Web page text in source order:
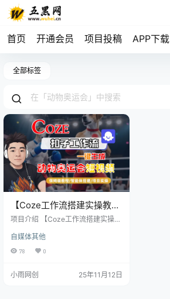
首页 开通会员 项目投稿 APP下载
全部标签
【Coze工作流搭建实操教
程】Coze智能体工作流一键
全流程保姆级教学—AI视频
制作教程_AI创作_AI短片_AI
能！
项目介绍 【Coze工作流搭建实操教
物奥运会“短视频，全流程保姆级教
学—AI视频制作教程_AI创作_AI短片
白，通过我们系统的教学体系都可
自媒体其他
78 0
小雨网创 25年11月12日